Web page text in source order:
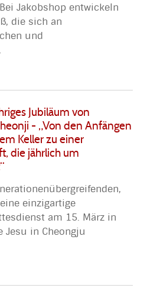
Jakobshop entwickeln
die sich an
und
Jubiläum von
- „Von den Anfängen
Keller zu einer
die jährlich um
einzigartige
am 15. März in
Jesu in Cheongju